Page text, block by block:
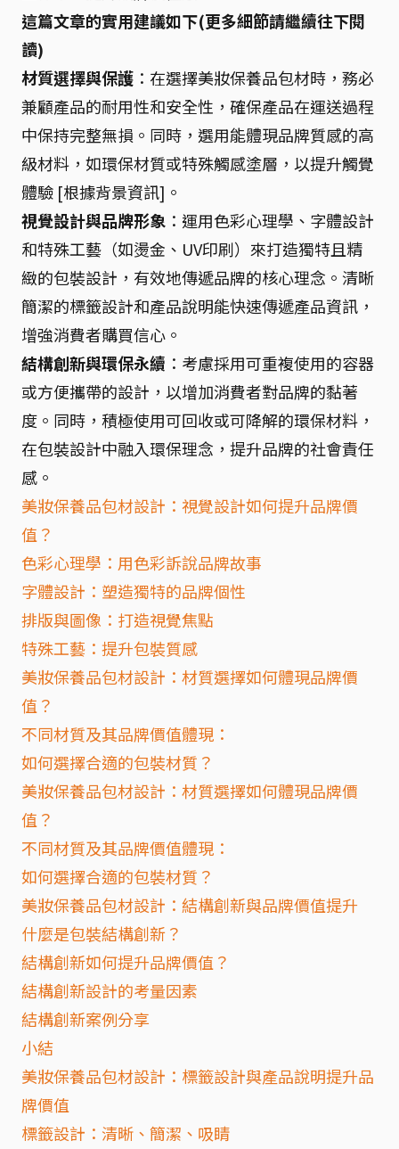
這篇文章的實用建議如下(更多細節請繼續往下閱
讀)
材質選擇與保護 ：在選擇美妝保養品包材時，務必
兼顧產品的耐用性和安全性，確保產品在運送過程
中保持完整無損。同時，選用能體現品牌質感的高
級材料，如環保材質或特殊觸感塗層，以提升觸覺
體驗 [根據背景資訊]。
視覺設計與品牌形象 ：運用色彩心理學、字體設計
和特殊工藝（如燙金、UV印刷）來打造獨特且精
緻的包裝設計，有效地傳遞品牌的核心理念。清晰
簡潔的標籤設計和產品說明能快速傳遞產品資訊，
增強消費者購買信心。
結構創新與環保永續 ：考慮採用可重複使用的容器
或方便攜帶的設計，以增加消費者對品牌的黏著
度。同時，積極使用可回收或可降解的環保材料，
在包裝設計中融入環保理念，提升品牌的社會責任
感。
美妝保養品包材設計：視覺設計如何提升品牌價
值？
色彩心理學：用色彩訴說品牌故事
字體設計：塑造獨特的品牌個性
排版與圖像：打造視覺焦點
特殊工藝：提升包裝質感
美妝保養品包材設計：材質選擇如何體現品牌價
值？
不同材質及其品牌價值體現：
如何選擇合適的包裝材質？
美妝保養品包材設計：材質選擇如何體現品牌價
值？
不同材質及其品牌價值體現：
如何選擇合適的包裝材質？
美妝保養品包材設計：結構創新與品牌價值提升
什麼是包裝結構創新？
結構創新如何提升品牌價值？
結構創新設計的考量因素
結構創新案例分享
小結
美妝保養品包材設計：標籤設計與產品說明提升品
牌價值
標籤設計：清晰、簡潔、吸睛